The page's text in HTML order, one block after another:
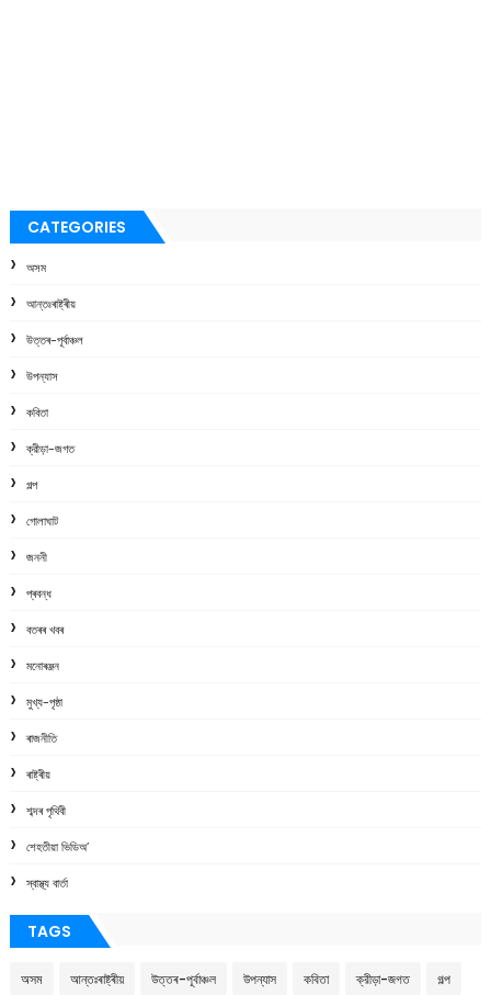
CATEGORIES
অসম
আন্তঃৰাষ্ট্ৰীয়
উত্তৰ-পূৰ্বাঞ্চল
উপন্যাস
কবিতা
ক্রীড়া-জগত
গল্প
গোলাঘাট
জননী
প্ৰবন্ধ
বতৰৰ খবৰ
মনোৰঞ্জন
মুখ্য-পৃষ্ঠা
ৰাজনীতি
ৰাষ্ট্ৰীয়
শব্দৰ পৃথিবী
শেহতীয়া ভিডিঅ’
স্বাস্থ্য বাৰ্তা
TAGS
অসম আন্তঃৰাষ্ট্ৰীয় উত্তৰ-পূৰ্বাঞ্চল উপন্যাস কবিতা ক্রীড়া-জগত গল্প